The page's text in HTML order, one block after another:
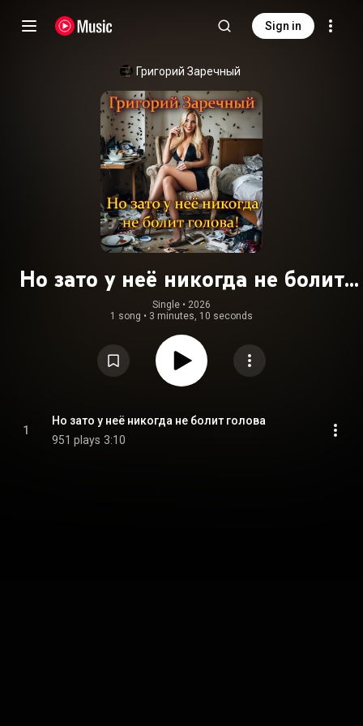
Sign in
Григорий Заречный
Но зато у неё никогда не болит
голова
Single • 2026
1 song • 3 minutes, 10 seconds
1
Но зато у неё никогда не болит голова
951 plays 3:10